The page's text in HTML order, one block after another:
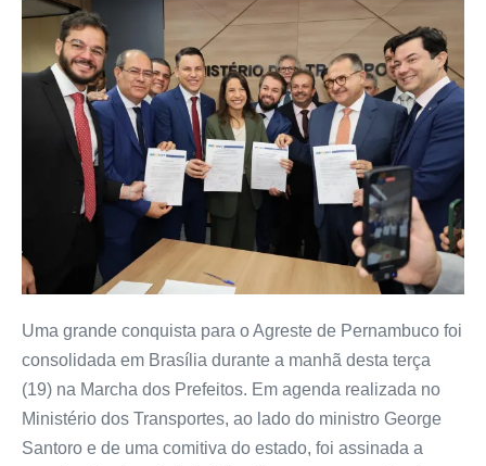
Uma grande conquista para o Agreste de Pernambuco foi
consolidada em Brasília durante a manhã desta terça
(19) na Marcha dos Prefeitos. Em agenda realizada no
Ministério dos Transportes, ao lado do ministro George
Santoro e de uma comitiva do estado, foi assinada a